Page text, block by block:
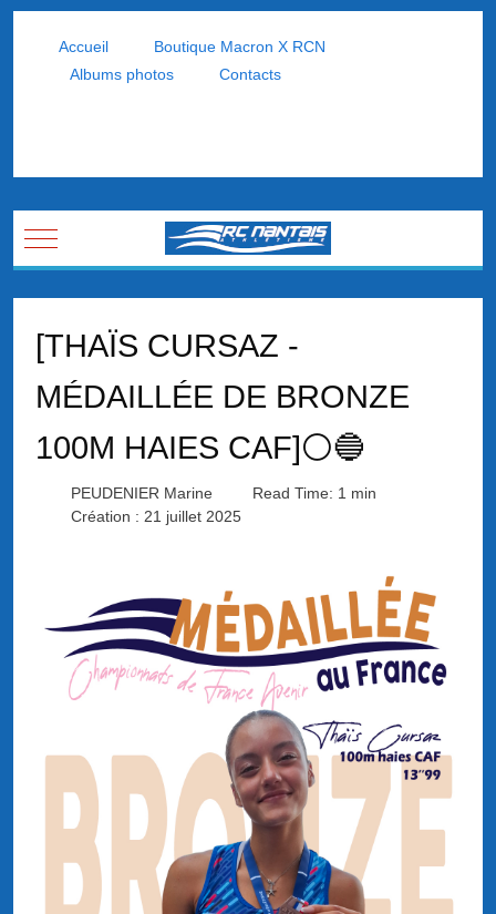
Accueil
Boutique Macron X RCN
Albums photos
Contacts
Mobile Menu Toggle
[THAÏS CURSAZ -
MÉDAILLÉE DE BRONZE
100M HAIES CAF]⚪🔵
PEUDENIER Marine
Read Time: 1 min
Création : 21 juillet 2025